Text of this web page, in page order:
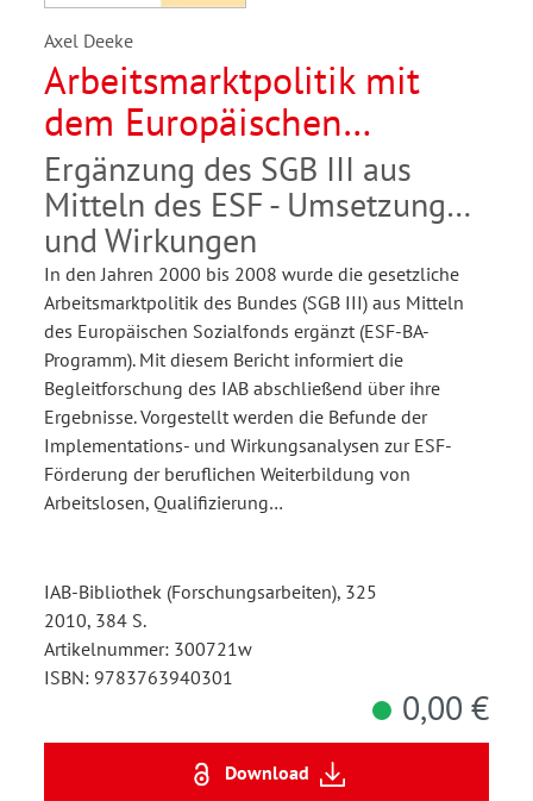
Axel Deeke
Arbeitsmarktpolitik mit
dem Europäischen
Sozialfonds
Ergänzung des SGB III aus
Mitteln des ESF - Umsetzung
und Wirkungen
In den Jahren 2000 bis 2008 wurde die gesetzliche
Arbeitsmarktpolitik des Bundes (SGB III) aus Mitteln
des Europäischen Sozialfonds ergänzt (ESF-BA-
Programm). Mit diesem Bericht informiert die
Begleitforschung des IAB abschließend über ihre
Ergebnisse. Vorgestellt werden die Befunde der
Implementations- und Wirkungsanalysen zur ESF-
Förderung der beruflichen Weiterbildung von
Arbeitslosen, Qualifizierung…
IAB-Bibliothek (Forschungsarbeiten), 325
2010, 384 S.
Artikelnummer: 300721w
ISBN: 9783763940301
0,00 €
Download